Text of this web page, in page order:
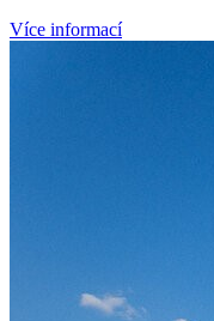
Více informací